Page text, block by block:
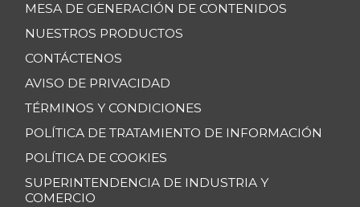
MESA DE GENERACIÓN DE CONTENIDOS
NUESTROS PRODUCTOS
CONTÁCTENOS
AVISO DE PRIVACIDAD
TÉRMINOS Y CONDICIONES
POLÍTICA DE TRATAMIENTO DE INFORMACIÓN
POLÍTICA DE COOKIES
SUPERINTENDENCIA DE INDUSTRIA Y
COMERCIO